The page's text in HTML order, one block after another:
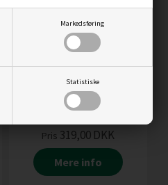
Markedsføring
Statistiske
LÆRRED PRINT, SORT-
HVIDE PALMER I JUNGLEN
Pris 319,00 DKK
Mere info